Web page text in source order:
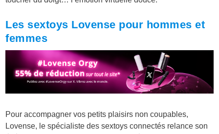
Les sextoys Lovense pour hommes et
femmes
Pour accompagner vos petits plaisirs non coupables,
Lovense, le spécialiste des sextoys connectés relance son